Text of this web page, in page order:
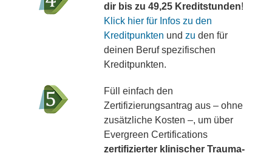
dir bis zu 49,25 Kreditstunden!
Klick hier für Infos zu den
Kreditpunkten und zu den für
deinen Beruf spezifischen
Kreditpunkten.
Füll einfach den
Zertifizierungsantrag aus – ohne
zusätzliche Kosten –, um über
Evergreen Certifications
zertifizierter klinischer Trauma-